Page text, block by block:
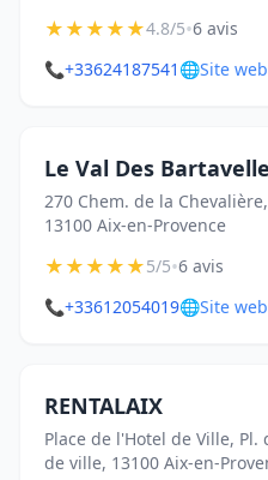
★★★★★4.8/5•6 avis
📞+33624187541 🌐Site web
Le Val Des
270 Chem. de la Chevalière,
13100 Aix-en-Provence
★★★★★5/5•6 avis
📞+33612054019🌐Site web
RENTALAIX
Place de l'Hotel de Ville, Pl.
de ville, 13100 Aix-en-